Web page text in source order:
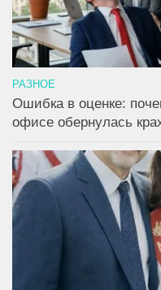
РАЗНОЕ
Ошибка в оценке:
офисе обернулась